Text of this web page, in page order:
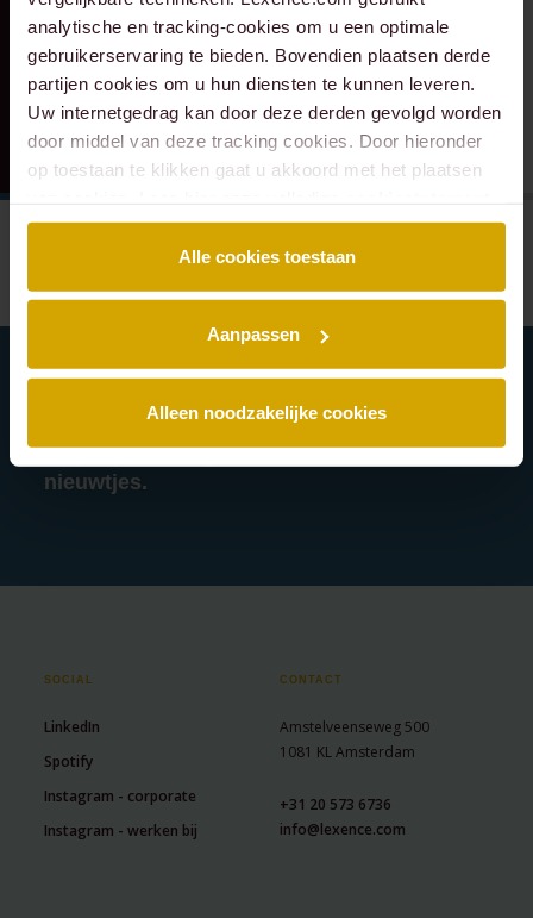
analytische en tracking-cookies om u een optimale
gebruikerservaring te bieden. Bovendien plaatsen derde
partijen cookies om u hun diensten te kunnen leveren.
Uw internetgedrag kan door deze derden gevolgd worden
door middel van deze tracking cookies. Door hieronder
op toestaan te klikken gaat u akkoord met het plaatsen
Alle cookies toestaan
Aanpassen
Alleen noodzakelijke cookies
Schrijf je in voor onze nieuwsbrief en blijf
altijd op de hoogte van de laatste Lexence
nieuwtjes.
SOCIAL
LinkedIn
Spotify
Instagram - corporate
Instagram - werken bij
CONTACT
Amstelveenseweg 500
1081 KL Amsterdam
+31 20 573 6736
info@lexence.com